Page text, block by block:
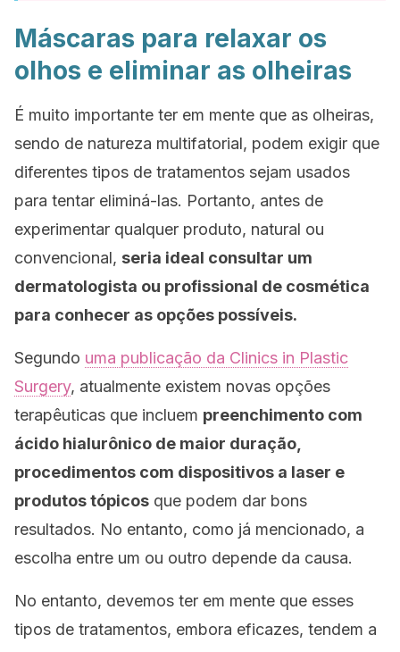
Máscaras para relaxar os
olhos e eliminar as olheiras
É muito importante ter em mente que as olheiras,
sendo de natureza multifatorial, podem exigir que
diferentes tipos de tratamentos sejam usados
para tentar eliminá-las. Portanto, antes de
experimentar qualquer produto, natural ou
convencional, seria ideal consultar um
dermatologista ou profissional de cosmética
para conhecer as opções possíveis.
Segundo uma publicação da Clinics in Plastic
Surgery, atualmente existem novas opções
terapêuticas que incluem preenchimento com
ácido hialurônico de maior duração,
procedimentos com dispositivos a laser e
produtos tópicos que podem dar bons
resultados. No entanto, como já mencionado, a
escolha entre um ou outro depende da causa.
No entanto, devemos ter em mente que esses
tipos de tratamentos, embora eficazes, tendem a